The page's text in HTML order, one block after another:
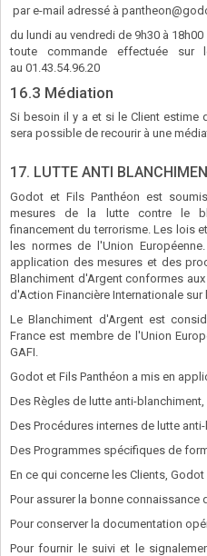
par e-mail adressé à
du lundi au vendredi de 9h30 à
toute commande effectuée sur
au 01.43.54.96.20
16.3 Médiation
Si besoin il y a et si le Client estime
sera possible de recourir à une
17. LUTTE ANTI
Godot et Fils Panthéon est
mesures de la lutte contre le
financement du terrorisme. Les lois
les normes de l'Union
application des mesures et des
Blanchiment d'Argent conformes
d'Action Financière Internationale sur
Le Blanchiment d'Argent est
France est membre de l'Union
GAFI.
Godot et Fils Panthéon a mis en
Des Règles de lutte anti-blanchiment,
Des Procédures internes de lutte
Des Programmes spécifiques de
En ce qui concerne les Clients,
Pour assurer la bonne connaissance
Pour conserver la documentation
Pour fournir le suivi et le